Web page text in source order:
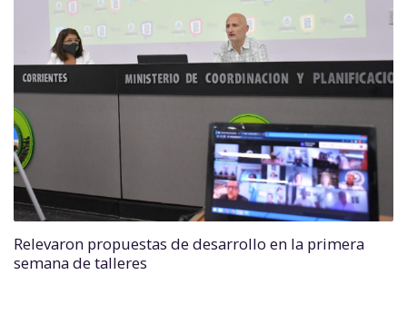
Relevaron propuestas de desarrollo en la primera
semana de talleres